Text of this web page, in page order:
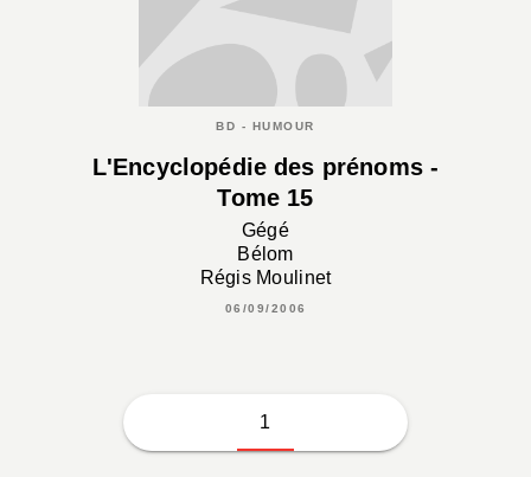
BD - HUMOUR
L'Encyclopédie des prénoms -
Tome 15
Gégé
Bélom
Régis Moulinet
06/09/2006
1